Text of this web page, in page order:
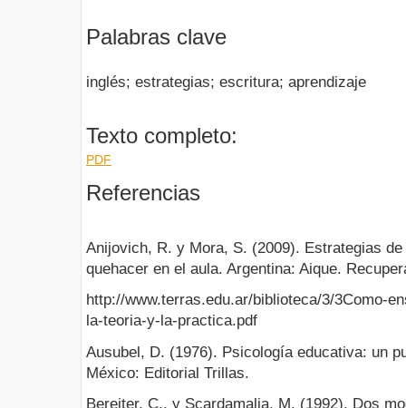
Palabras clave
inglés; estrategias; escritura; aprendizaje
Texto completo:
PDF
Referencias
Anijovich, R. y Mora, S. (2009). Estrategias
quehacer en el aula. Argentina: Aique.
http://www.terras.edu.ar/biblioteca/3/3Como-
la-teoria-y-la-practica.pdf
Ausubel, D. (1976). Psicología educativa: un
México: Editorial Trillas.
Bereiter, C., y Scardamalia, M. (1992). Dos